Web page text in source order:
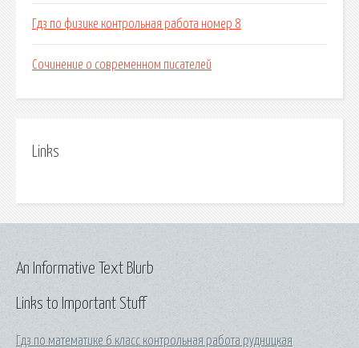
Гдз по физике контрольная работа номер 8
Сочинение о современном писателей
Links
Links to Important Stuff
Гдз по математике 6 класс контрольная работа рудницкая
An Informative Text Blurb